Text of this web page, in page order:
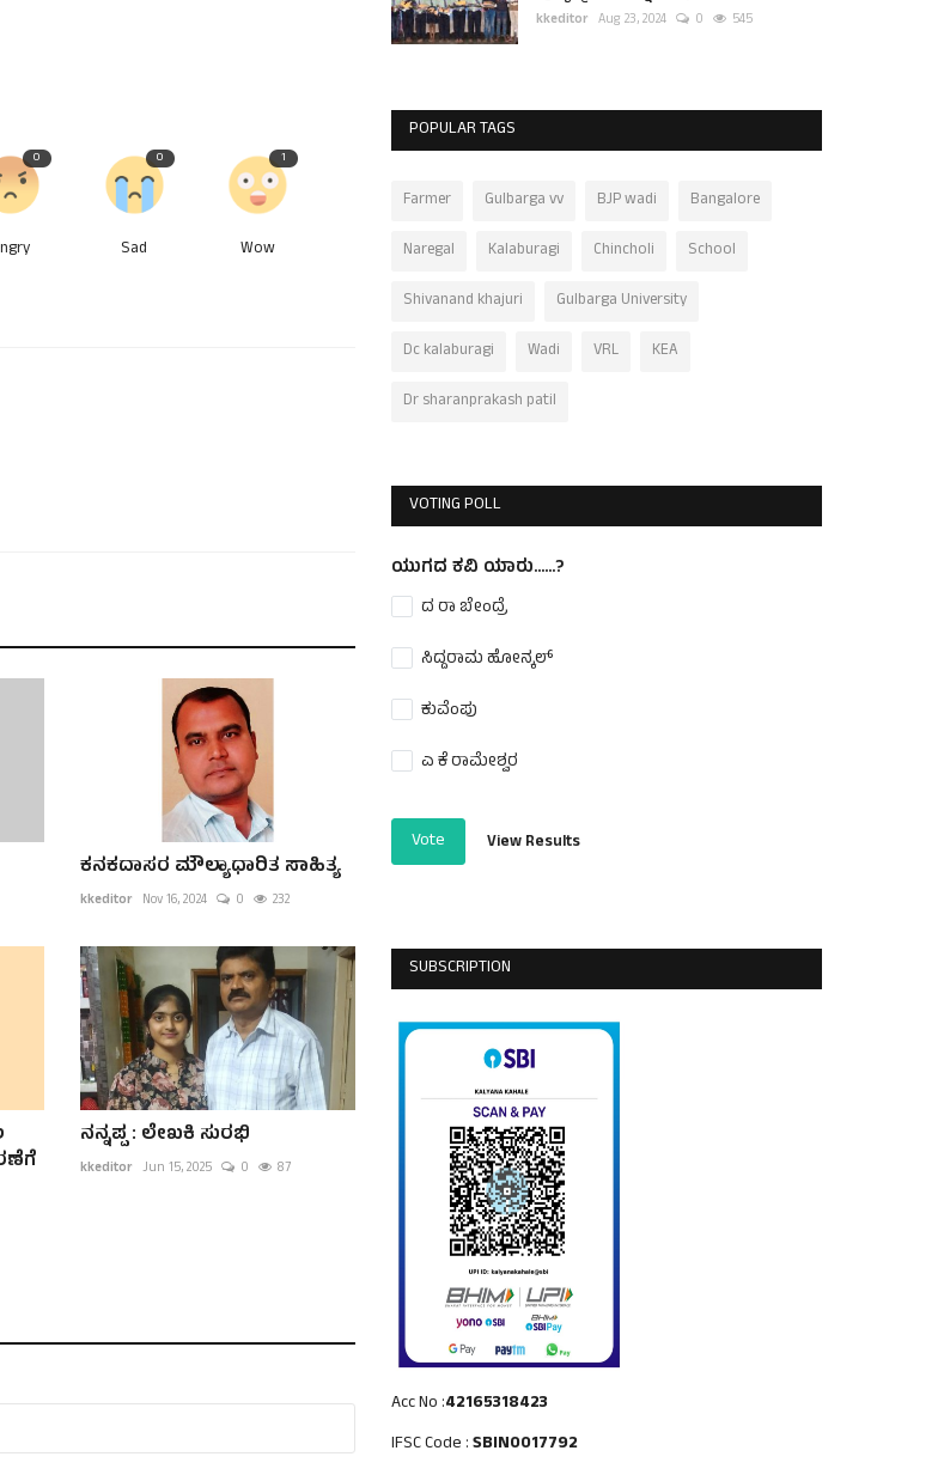
0 0
Sad
1
Wow
ಕನಕದಾಸರ ಮೌಲ್ಯಾಧಾರಿತ ಸಾಹಿತ್ಯ
kkeditor Nov 16, 2024 0 232
ನನ್ನಪ್ಪ : ಲೇಖಕಿ ಸುರಭಿ
kkeditor Jun 15, 2025 0 87
kkeditor Aug 23, 2024 0 545
POPULAR TAGS
Farmer Gulbarga vv BJP wadi
Bangalore
Naregal
Kalaburagi Chincholi
School
Shivanand khajuri
Gulbarga University
Dc kalaburagi
Wadi VRL
KEA
Dr sharanprakash patil
VOTING POLL
ಯುಗದ ಕವಿ ಯಾರು......?
ದ ರಾ ಬೇಂದ್ರೆ
ಸಿದ್ದರಾಮ ಹೋನ್ಕಲ್
ಕುವೆಂಪು
ಎ ಕೆ ರಾಮೇಶ್ವರ
Vote View Results
SUBSCRIPTION
Acc No :42165318423
IFSC Code :SBIN0017792